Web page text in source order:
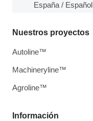
España / Español
Información
Nuestros proyectos
Autoline™
Machineryline™
Agroline™